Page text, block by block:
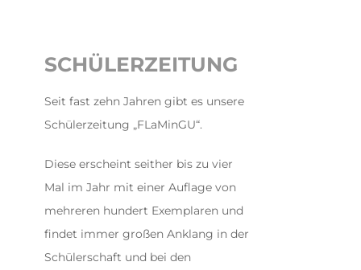
SCHÜLERZEITUNG
Seit fast zehn Jahren gibt es unsere
Schülerzeitung „FLaMinGU“.
Diese erscheint seither bis zu vier
Mal im Jahr mit einer Auflage von
mehreren hundert Exemplaren und
findet immer großen Anklang in der
Schülerschaft und bei den